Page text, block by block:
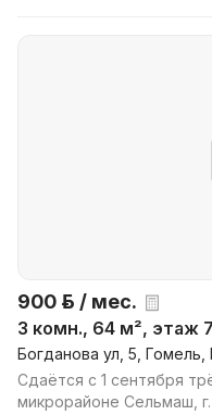
900 р. / мес.
3 комн., 64 м², этаж
Богданова ул, 5, Гомель,
Сдаётся с 1 сентября
микрорайоне Сельмаш,